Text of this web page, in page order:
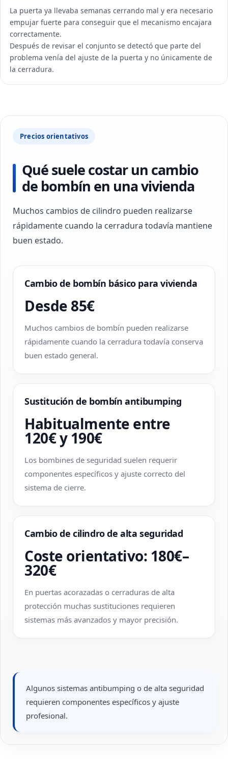
La puerta ya llevaba semanas cerrando mal y era necesario
empujar fuerte para conseguir que el mecanismo encajara
correctamente.
Después de revisar el conjunto se detectó que parte del
problema venía del ajuste de la puerta y no únicamente de
la cerradura.
Precios orientativos
Qué suele costar un cambio
de bombín en una vivienda
Muchos cambios de cilindro pueden realizarse
rápidamente cuando la cerradura todavía mantiene
buen estado.
Cambio de bombín básico para vivienda
Desde 85€
Muchos cambios de bombín pueden realizarse
rápidamente cuando la cerradura todavía conserva
buen estado general.
Sustitución de bombín antibumping
Habitualmente entre
120€ y 190€
Los bombines de seguridad suelen requerir
componentes específicos y ajuste correcto del
sistema de cierre.
Cambio de cilindro de alta seguridad
Coste orientativo: 180€–
320€
En puertas acorazadas o cerraduras de alta
protección muchas sustituciones requieren
sistemas más avanzados y mayor precisión.
Algunos sistemas antibumping o de alta seguridad
requieren componentes específicos y ajuste
profesional.